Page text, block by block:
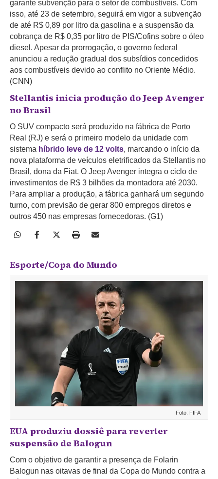
garante subvenção para o setor de combustíveis. Com
isso, até 23 de setembro, seguirá em vigor a subvenção
de até R$ 0,89 por litro da gasolina e a suspensão da
cobrança de R$ 0,35 por litro de PIS/Cofins sobre o óleo
diesel. Apesar da prorrogação, o governo federal
anunciou a redução gradual dos subsídios concedidos
aos combustíveis devido ao conflito no Oriente Médio.
(CNN)
Stellantis inicia produção do Jeep Avenger
no Brasil
O SUV compacto será produzido na fábrica de Porto
Real (RJ) e será o primeiro modelo da unidade com
sistema híbrido leve de 12 volts, marcando o início da
nova plataforma de veículos eletrificados da Stellantis no
Brasil, dona da Fiat. O Jeep Avenger integra o ciclo de
investimentos de R$ 3 bilhões da montadora até 2030.
Para ampliar a produção, a fábrica ganhará um segundo
turno, com previsão de gerar 800 empregos diretos e
outros 450 nas empresas fornecedoras. (G1)
Esporte/Copa do Mundo
Foto: FIFA
EUA produziu dossiê para reverter
suspensão de Balogun
Com o objetivo de garantir a presença de Folarin
Balogun nas oitavas de final da Copa do Mundo contra a